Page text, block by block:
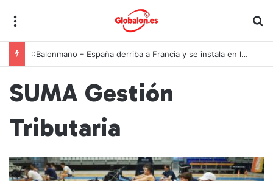
::Balonmano – España derriba a Francia y se instala en las semifinales del Europeo juvenil
SUMA Gestión
Tributaria